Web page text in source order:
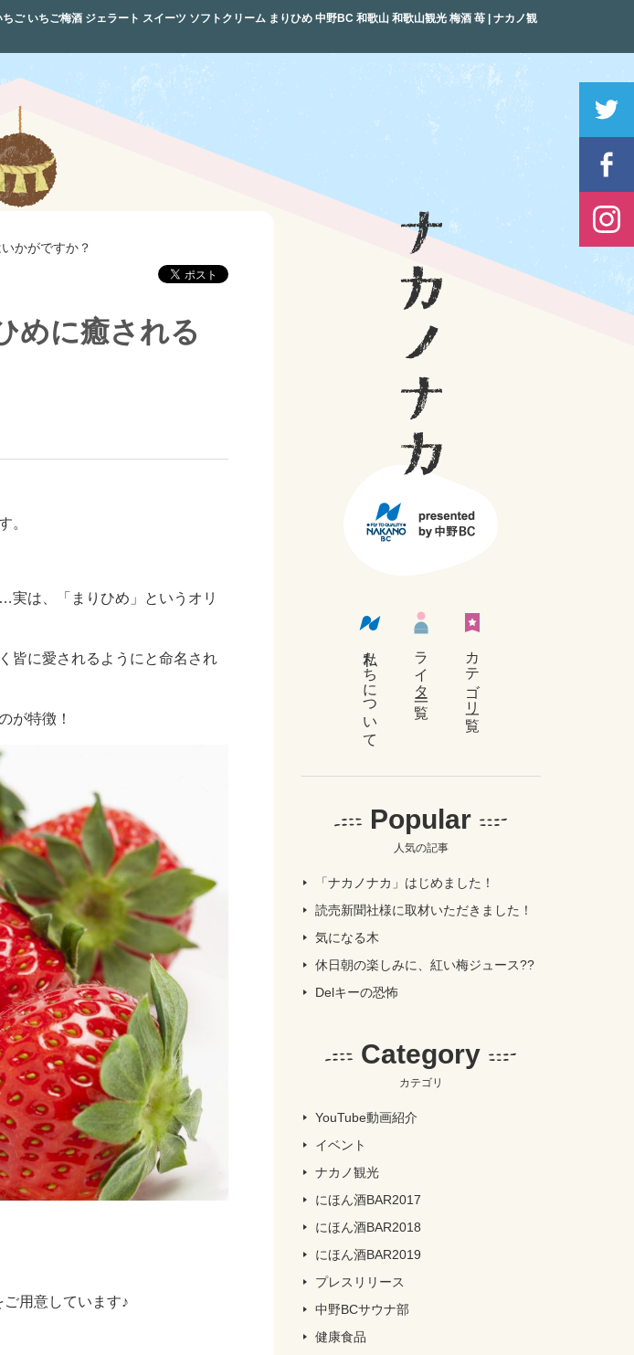
ご いちご梅酒 ジェラート スイーツ ソフトクリーム まりひめ 中野BC 和歌山 和歌山観光 梅酒 苺 | ナカノ観
かがですか？
めに癒される
。
は、「まりひめ」というオリ
皆に愛されるようにと命名され
が特徴！
用意しています♪
カテゴリ一覧
ライター 一覧
私たちについて
Popular
人気の記事
「ナカノナカ」はじめました！
読売新聞社様に取材いただきました！
気になる木
休日朝の楽しみに、紅い梅ジュース??
Delキーの恐怖
Category
カテゴリ
YouTube動画紹介
イベント
ナカノ観光
にほん酒BAR2017
にほん酒BAR2018
にほん酒BAR2019
プレスリリース
中野BCサウナ部
健康食品